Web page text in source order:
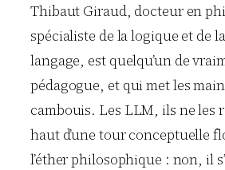
Thibaut Giraud, docteur en
spécialiste de la logique et de
langage, est quelqu’un de
pédagogue, et qui met les
cambouis. Les LLM, ils ne les
haut d’une tour conceptuelle
l’éther philosophique : non, il